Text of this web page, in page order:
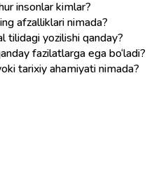
insonlar kimlar?
afzalliklari nimada?
tilidagi yozilishi qanday?
fazilatlarga ega bo‘ladi?
tarixiy ahamiyati nimada?